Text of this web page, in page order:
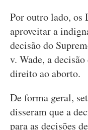
Por outro lado, os
aproveitar a
decisão do
v. Wade, a
direito ao aborto.
De forma geral,
disseram que a
para as decisões